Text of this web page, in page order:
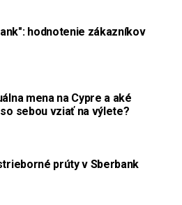
hodnotenie zákazníkov
mena na Cypre a aké
sebou vziať na výlete?
prúty v Sberbank